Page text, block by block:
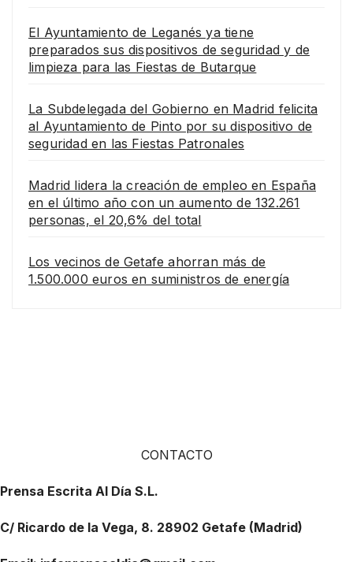
El Ayuntamiento de Leganés ya tiene
preparados sus dispositivos de seguridad y de
limpieza para las Fiestas de Butarque
La Subdelegada del Gobierno en Madrid felicita
al Ayuntamiento de Pinto por su dispositivo de
seguridad en las Fiestas Patronales
Madrid lidera la creación de empleo en España
en el último año con un aumento de 132.261
personas, el 20,6% del total
Los vecinos de Getafe ahorran más de
1.500.000 euros en suministros de energía
CONTACTO
Prensa Escrita Al Día S.L.
C/ Ricardo de la Vega, 8. 28902 Getafe (Madrid)